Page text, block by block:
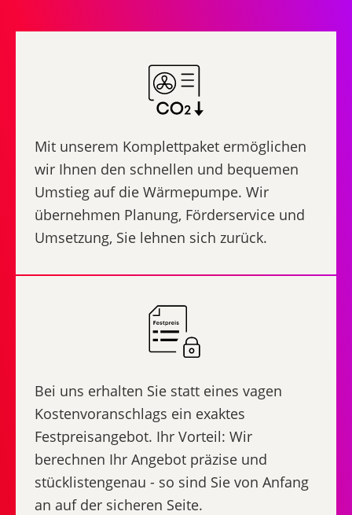
Mit unserem Komplettpaket ermöglichen
wir Ihnen den schnellen und bequemen
Umstieg auf die Wärmepumpe. Wir
übernehmen Planung, Förderservice und
Umsetzung, Sie lehnen sich zurück.
Bei uns erhalten Sie statt eines vagen
Kostenvoranschlags ein exaktes
Festpreisangebot. Ihr Vorteil: Wir
berechnen Ihr Angebot präzise und
stücklistengenau - so sind Sie von Anfang
an auf der sicheren Seite.